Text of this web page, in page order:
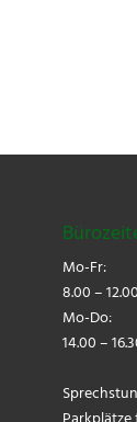
Mo-Fr:
8.00 –
Mo-Do:
14.00 –